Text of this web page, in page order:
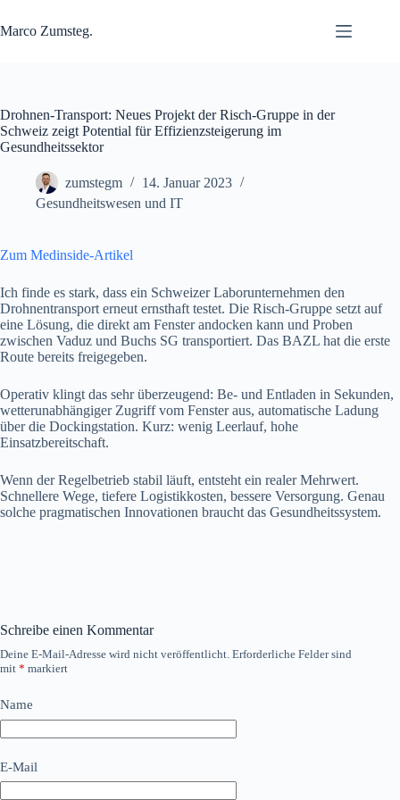
Inhalt
springen
Marco Zumsteg.
Drohnen-Transport: Neues Projekt der Risch-Gruppe in der
Schweiz zeigt Potential für Effizienzsteigerung im
Gesundheitssektor
zumstegm
14. Januar 2023
Gesundheitswesen und IT
Zum Medinside-Artikel
Ich finde es stark, dass ein Schweizer Laborunternehmen den
Drohnentransport erneut ernsthaft testet. Die Risch-Gruppe setzt auf
eine Lösung, die direkt am Fenster andocken kann und Proben
zwischen Vaduz und Buchs SG transportiert. Das BAZL hat die erste
Route bereits freigegeben.
Operativ klingt das sehr überzeugend: Be- und Entladen in Sekunden,
wetterunabhängiger Zugriff vom Fenster aus, automatische Ladung
über die Dockingstation. Kurz: wenig Leerlauf, hohe
Einsatzbereitschaft.
Wenn der Regelbetrieb stabil läuft, entsteht ein realer Mehrwert.
Schnellere Wege, tiefere Logistikkosten, bessere Versorgung. Genau
solche pragmatischen Innovationen braucht das Gesundheitssystem.
Schreibe einen Kommentar
Deine E-Mail-Adresse wird nicht veröffentlicht. Erforderliche Felder sind
mit * markiert
Name
E-Mail